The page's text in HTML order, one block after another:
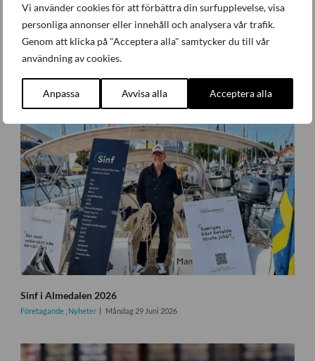
Vi använder cookies för att förbättra din surfupplevelse, visa
personliga annonser eller innehåll och analysera vår trafik.
Genom att klicka på "Acceptera alla" samtycker du till vår
användning av cookies.
Anpassa Avvisa alla Acceptera alla
Industriativet tog första steget i Almedalen
Sinf i Almedalen 2026
Företagande Nyheter Måndag 29 Juni 2026